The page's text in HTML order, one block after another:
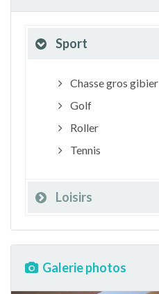
Sport
Chasse gros gibier
Golf
Roller
Tennis
Loisirs
Galerie photos